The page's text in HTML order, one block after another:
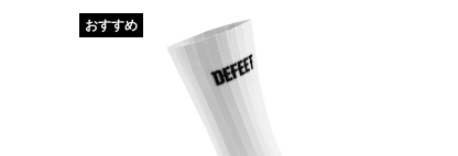
おすすめ